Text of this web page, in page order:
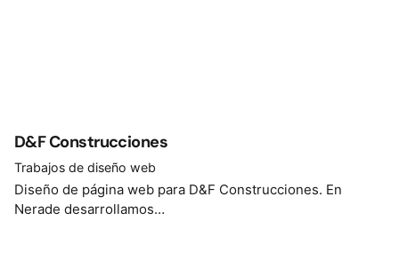
D&F Construcciones
Trabajos de diseño web
Diseño de página web para D&F Construcciones. En
Nerade desarrollamos…